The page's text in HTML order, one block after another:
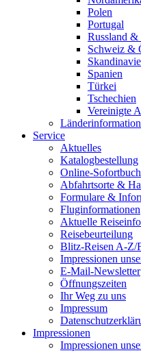
Polen
Portugal
Russland
Schweiz &
Spanien
Türkei
Tschechien
Vereinigte
Service
Aktuelles
Katalogbestellung
Online-
Abfahrtsorte &
Formulare &
Fluginformationen
Aktuelle
Reisebeurteilung
Blitz-Reisen A-Z/
Impressionen
E-Mail-Newsletter
Öffnungszeiten
Ihr Weg zu uns
Impressum
Impressionen
Impressionen